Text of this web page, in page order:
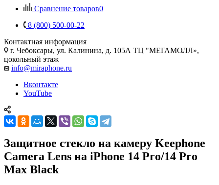
Сравнение товаров0
8 (800) 500-00-22
Контактная информация
г. Чебоксары, ул. Калинина, д. 105А ТЦ "МЕГАМОЛЛ»,
цокольный этаж
info@miraphone.ru
Вконтакте
YouTube
Защитное стекло на камеру Keephone
Camera Lens на iPhone 14 Pro/14 Pro
Max Black